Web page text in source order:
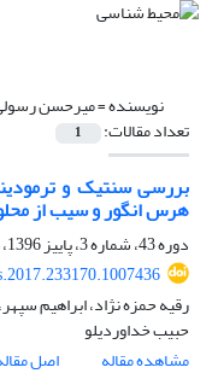
نویسنده =میرحسن
تعداد مقالات: 1
بررسی سنتیک و
هرس انگور و سیب از
دوره 43، شماره 3، پاییز 1396، صفحه
رقیه حمزه نژاد، ابراهیم
حبیب خداوردیلو
مشاهده مقاله
اصل